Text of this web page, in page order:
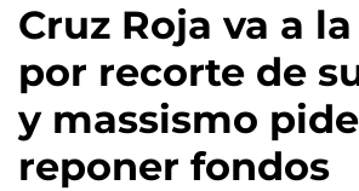
Cruz Roja va a
por recorte de
y massismo pide
reponer fondos